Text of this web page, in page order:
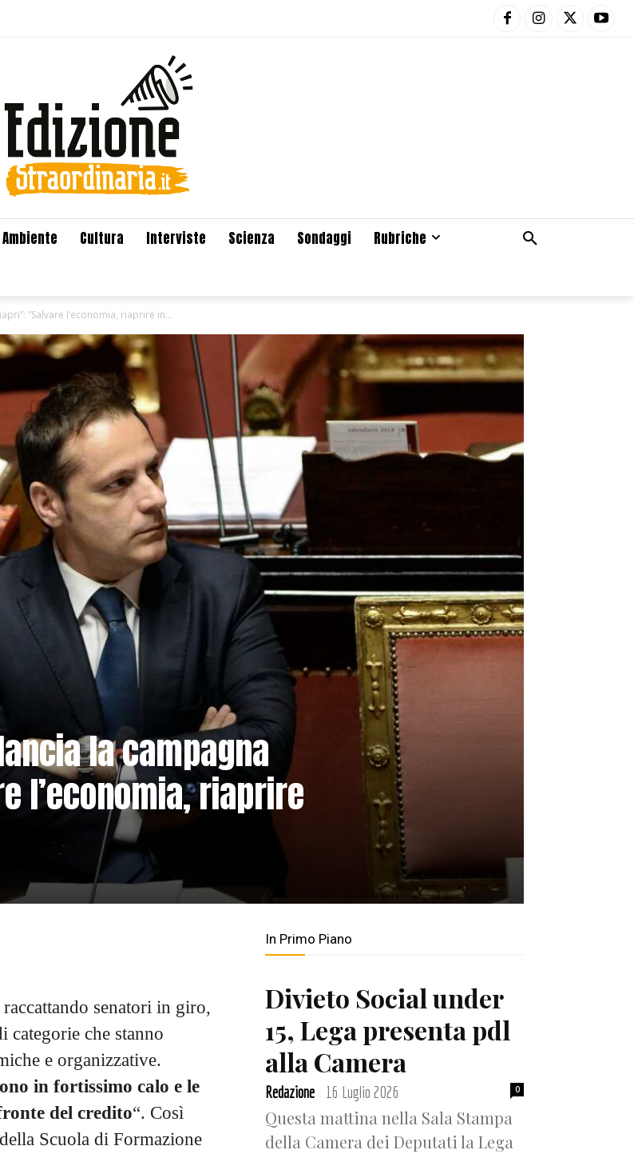
Ambiente Cultura Interviste Scienza Sondaggi
Rubriche
“Salvare l’economia, riaprire in...
la campagna
l’economia, riaprire
senatori in giro,
categorie che stanno
e organizzative.
in fortissimo calo e le
del credito“. Così
Scuola di Formazione
In Primo Piano
Divieto Social under
15, Lega presenta pdl
alla Camera
Redazione - 16 Luglio 2026 0
Questa mattina nella Sala Stampa
della Camera dei Deputati la Lega